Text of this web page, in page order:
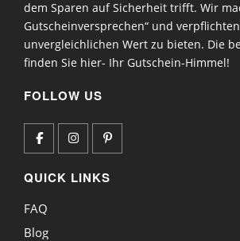
dem Sparen auf Sicherheit trifft. Wir
Gutscheinversprechen“ und
unvergleichlichen Wert zu bieten. Die
finden Sie hier- Ihr Gutschein-Himmel!
FOLLOW US
QUICK LINKS
FAQ
Blog